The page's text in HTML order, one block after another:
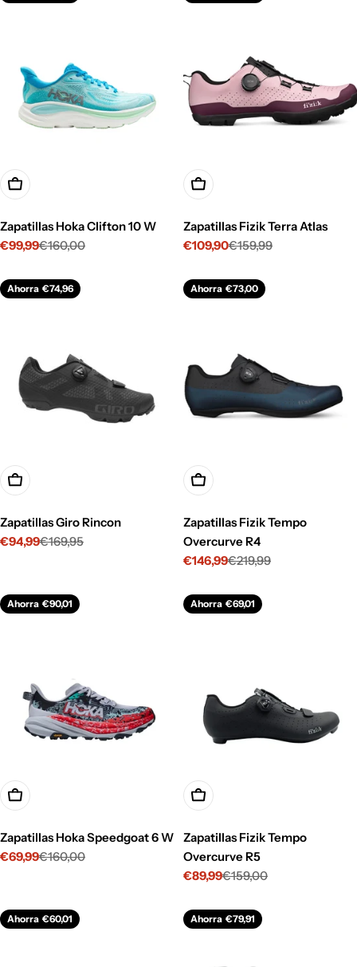
Opciones
Zapatillas Hoka Clifton 10 W
Precio
venta
€99,99
Precio€160,00
Opciones
Zapatillas Fizik Terra Atlas
Precio
venta
€109,90
Precio €159,99
Ahorra €74,96
Opciones
Zapatillas Giro Rincon
Precio
€94,99
Precio €169,95
Ahorra €73,00
Opciones
Zapatillas Fizik Tempo
Overcurve R4
Precio
venta
€146,99
Precio €219,99
Ahorra €90,01
Opciones
Zapatillas Hoka Speedgoat 6 W
Precio
€69,99
Precio€160,00
Ahorra €69,01
Opciones
Zapatillas Fizik Tempo
Overcurve R5
Precio
venta
€89,99
Precio€159,00
Ahorra €60,01 Ahorra €79,91